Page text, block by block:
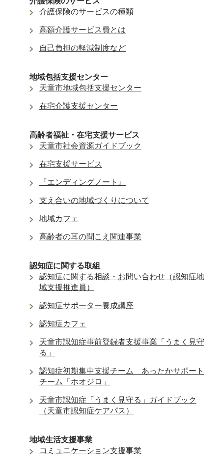
介護保険のサービスの種類
高額介護サービス費とは
自己負担の軽減制度など
地域包括支援センター
天童市地域包括支援センター
在宅介護支援センター
高齢者福祉・在宅支援サービス
天童市社会資源ガイドブック
在宅支援サービス
『エンディングノート』
支え合いの地域づくりについて
地域カフェ
高齢者の耳の聞こえ関連事業
認知症に関する取組
認知症に関する相談・お問い合わせ（認知症地
域支援推進員）
認知症サポーター養成講座
認知症カフェ
天童市認知症事前登録者支援事業「うまく見守
る」
認知症初期集中支援チーム あったかサポート
チーム「ホオジロ」
天童市認知症「うまく見守る」ガイドブック
（天童市認知症ケアパス）
地域生活支援事業
コミュニケーション支援事業